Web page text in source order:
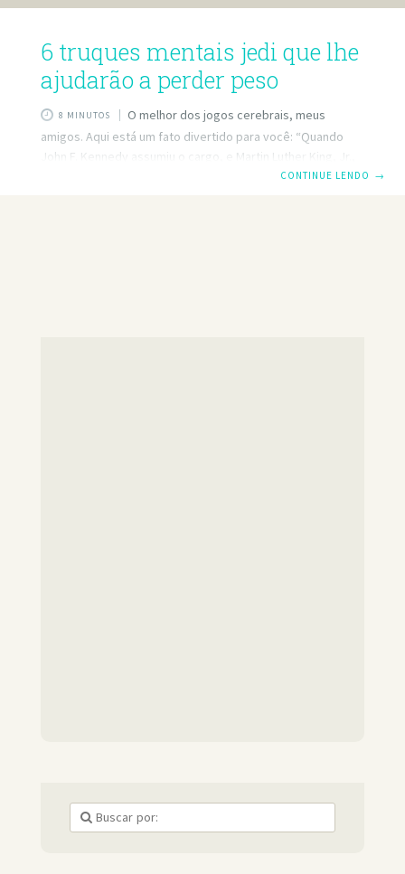
6 truques mentais jedi que lhe
ajudarão a perder peso
8 MINUTOS
O melhor dos jogos cerebrais, meus
amigos. Aqui está um fato divertido para você: “Quando
John F. Kennedy assumiu o cargo, e Martin Luther King, Jr.,
proclamou “eu tenho um sonho”, mais de 2 milhões de
CONTINUE LENDO →